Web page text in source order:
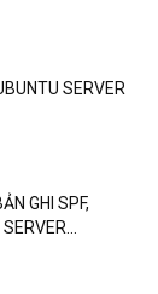
SERVER
GHI SPF,